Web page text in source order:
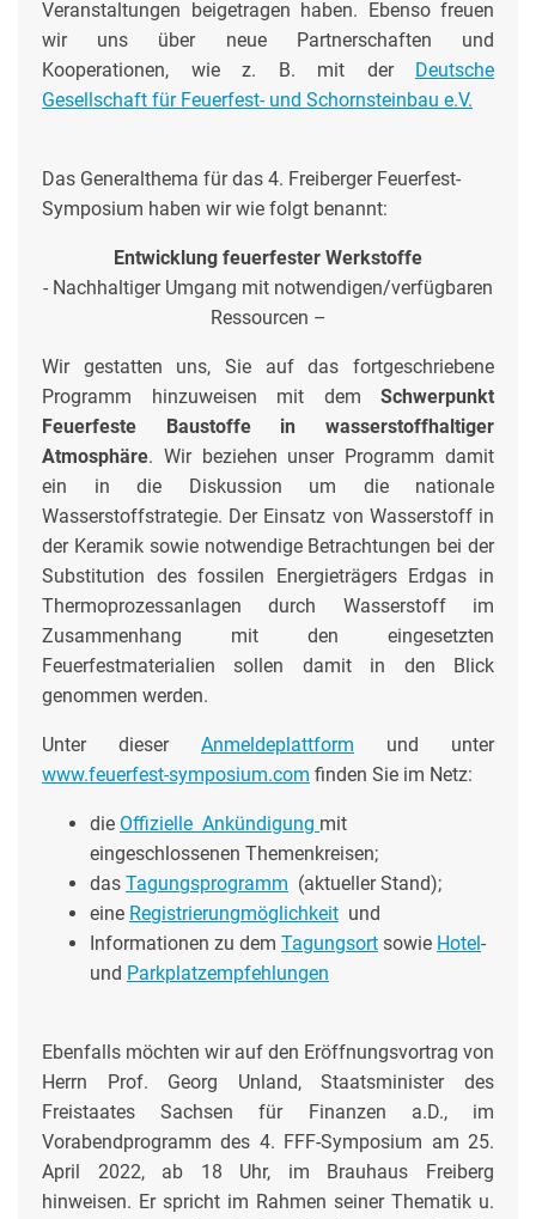
Veranstaltungen beigetragen haben. Ebenso freuen
wir uns über neue Partnerschaften und
Kooperationen, wie z. B. mit der Deutsche
Gesellschaft für Feuerfest- und Schornsteinbau e.V.
Das Generalthema für das 4. Freiberger Feuerfest-
Symposium haben wir wie folgt benannt:
Entwicklung feuerfester Werkstoffe
- Nachhaltiger Umgang mit notwendigen/verfügbaren
Ressourcen –
Wir gestatten uns, Sie auf das fortgeschriebene
Programm hinzuweisen mit dem Schwerpunkt
Feuerfeste Baustoffe in wasserstoffhaltiger
Atmosphäre. Wir beziehen unser Programm damit
ein in die Diskussion um die nationale
Wasserstoffstrategie. Der Einsatz von Wasserstoff in
der Keramik sowie notwendige Betrachtungen bei der
Substitution des fossilen Energieträgers Erdgas in
Thermoprozessanlagen durch Wasserstoff im
Zusammenhang mit den eingesetzten
Feuerfestmaterialien sollen damit in den Blick
genommen werden.
Unter dieser Anmeldeplattform und unter
www.feuerfest-symposium.com finden Sie im Netz:
die Offizielle Ankündigung mit
eingeschlossenen Themenkreisen;
das Tagungsprogramm (aktueller Stand);
eine Registrierungmöglichkeit und
Informationen zu dem Tagungsort sowie Hotel-
und Parkplatzempfehlungen
Ebenfalls möchten wir auf den Eröffnungsvortrag von
Herrn Prof. Georg Unland, Staatsminister des
Freistaates Sachsen für Finanzen a.D., im
Vorabendprogramm des 4. FFF-Symposium am 25.
April 2022, ab 18 Uhr, im Brauhaus Freiberg
hinweisen. Er spricht im Rahmen seiner Thematik u.